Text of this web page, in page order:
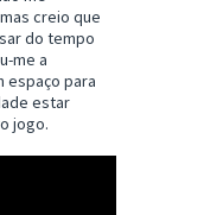
creio que
do tempo
me a
espaço para
estar
jogo.